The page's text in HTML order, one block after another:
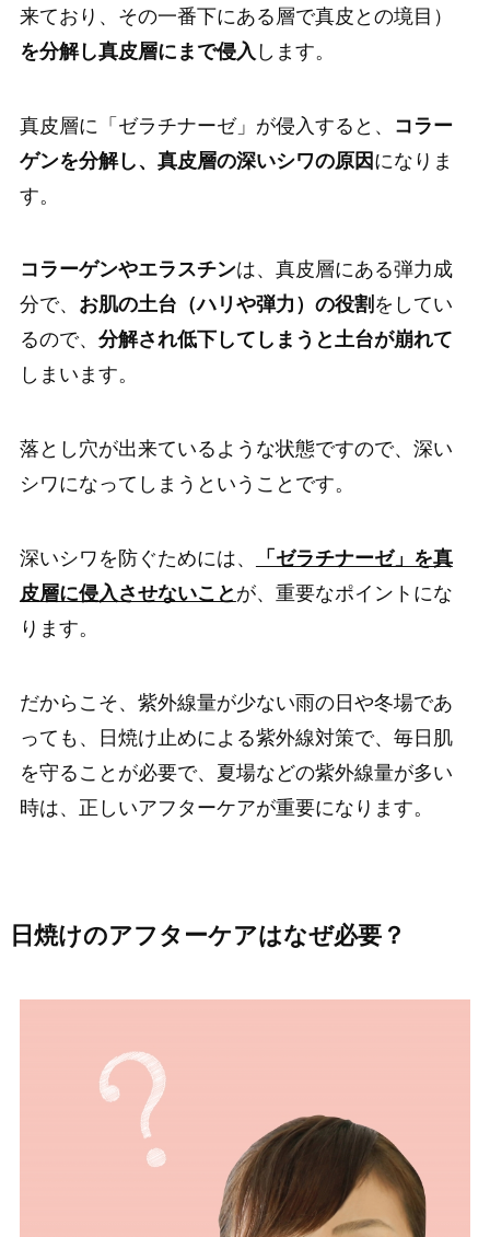
来ており、その一番下にある層で真皮との境目）
を分解し真皮層にまで侵入 します。
真皮層に「ゼラチナーゼ」が侵入すると、
コラー
ゲンを分解し、真皮層の深いシワの原因 になりま
す。
コラーゲンやエラスチンは、真皮層にある弾力成
分で、 お肌の土台（ハリや弾力）の役割 をしてい
るので、 分解され低下してしまうと土台が崩れて
しまいます。
落とし穴が出来ているような状態ですので、深い
シワになってしまうということです。
深いシワを防ぐためには、
「ゼラチナーゼ」を真
皮層に侵入させないこと が、重要なポイントにな
ります。
だからこそ、紫外線量が少ない雨の日や冬場であ
っても、日焼け止めによる紫外線対策で、毎日肌
を守ることが必要で、夏場などの紫外線量が多い
時は、正しいアフターケアが重要になります。
日焼けのアフターケアはなぜ必要？